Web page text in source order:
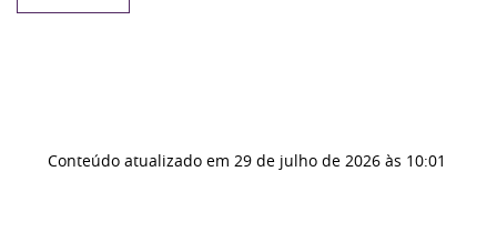
Conteúdo atualizado em 29 de julho de 2026 às 10:01